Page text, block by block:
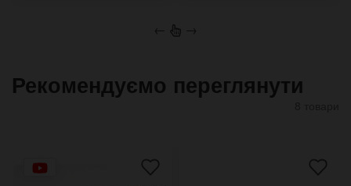
← →
Рекомендуємо переглянути